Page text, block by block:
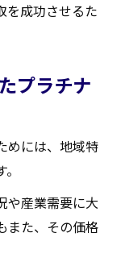
測する
ットワーク
めの準備と
る方法
の重要性
件
テクニック
を成功させるた
プラチナ
めには、地域特
や産業需要に大
また、その価格